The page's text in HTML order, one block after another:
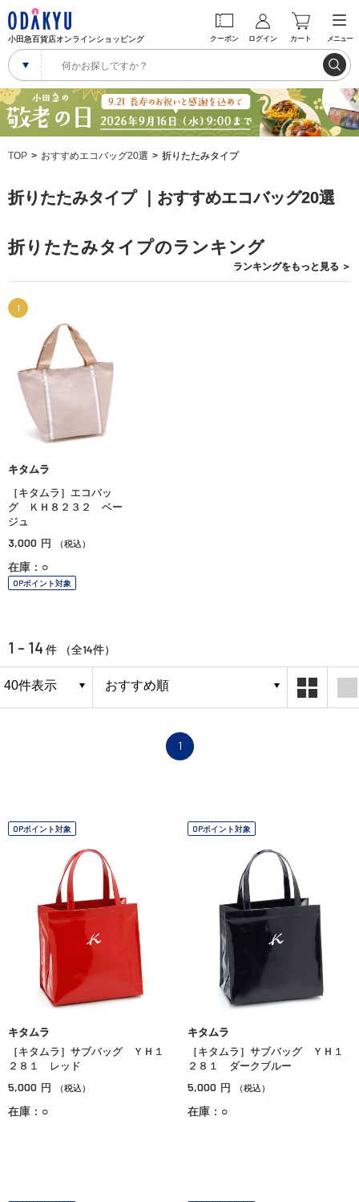
小田急百貨店オンラインショッピング クーポン ログイン カート メニュー
TOP おすすめエコバッグ20選 折りたたみタイプ
折りたたみタイプ ｜おすすめエコバッグ20選
折りたたみタイプのランキング
ランキングをもっと見る ＞
1
キタムラ
［キタムラ］エコバッ
グ ＫＨ８２３２ ベー
ジュ
3,000 円 （税込）
在庫：○
OPポイント対象
1 - 14 件 （全14件）
1
OPポイント対象
キタムラ
［キタムラ］サブバッグ ＹＨ１
２８１ レッド
5,000 円 （税込）
在庫：○
OPポイント対象
キタムラ
［キタムラ］サブバッグ ＹＨ１
２８１ ダークブルー
5,000 円 （税込）
在庫：○